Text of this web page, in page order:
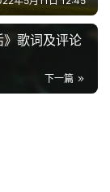
歌词及评论
下一篇